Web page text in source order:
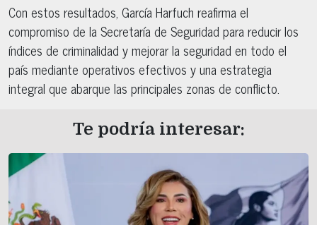
Con estos resultados, García Harfuch reafirma el
compromiso de la Secretaría de Seguridad para reducir los
índices de criminalidad y mejorar la seguridad en todo el
país mediante operativos efectivos y una estrategia
integral que abarque las principales zonas de conflicto.
Te podría interesar: